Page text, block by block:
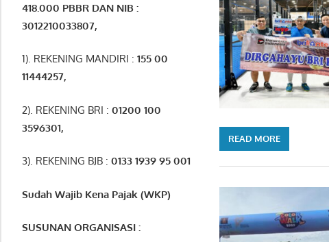
READ MORE
418.000 PBBR DAN NIB :
3012210033807,
1). REKENING MANDIRI : 155 00
11444257,
2). REKENING BRI : 01200 100
3596301,
3). REKENING BJB : 0133 1939 95 001
Sudah Wajib Kena Pajak (WKP)
SUSUNAN ORGANISASI :